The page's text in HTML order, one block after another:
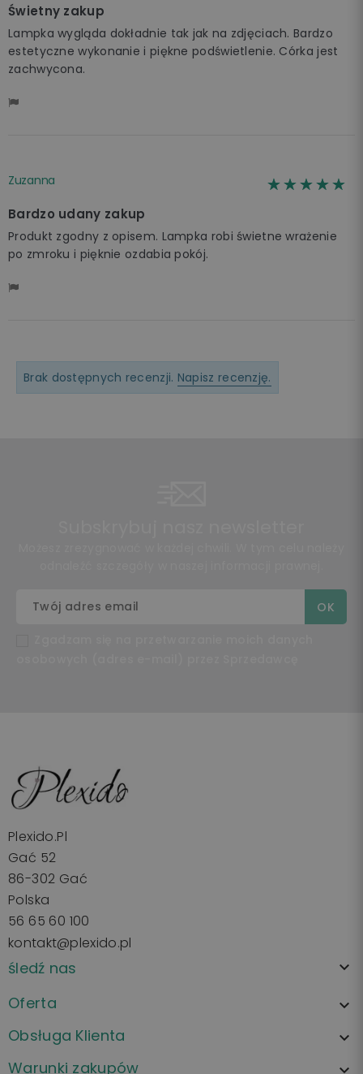
Świetny zakup
Lampka wygląda dokładnie tak jak na zdjęciach. Bardzo
estetyczne wykonanie i piękne podświetlenie. Córka jest
zachwycona.
Zuzanna ☆☆☆☆☆
★★★★★
Bardzo udany zakup
Produkt zgodny z opisem. Lampka robi świetne wrażenie
po zmroku i pięknie ozdabia pokój.
Brak dostępnych recenzji. Napisz recenzję.
Plexido.pl
Gać 52
86-302 Gać
Polska
56 65 60 100
kontakt@plexido.pl
śledź nas 
Oferta 
Obsługa Klienta 
Warunki zakupów